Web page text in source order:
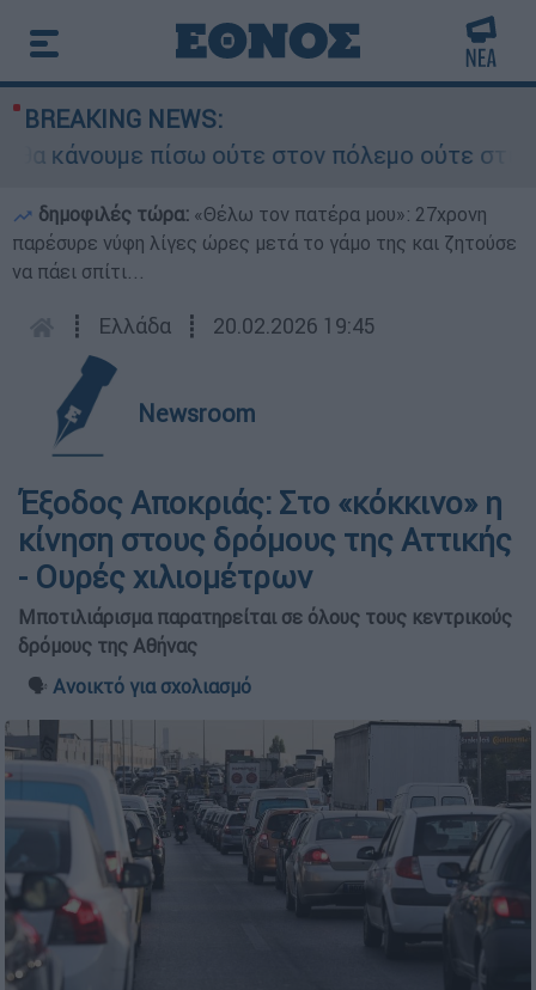
BREAKING NEWS:
κάνουμε πίσω ούτε στον πόλεμο ούτε στις
δημοφιλές τώρα: «Θέλω τον πατέρα μου»: 27χρονη
παρέσυρε νύφη λίγες ώρες μετά το γάμο της και ζητούσε
να πάει σπίτι...
┋ Ελλάδα ┋ 20.02.2026 19:45
Newsroom
Έξοδος Αποκριάς: Στο «κόκκινο» η
κίνηση στους δρόμους της Αττικής
- Ουρές χιλιομέτρων
Μποτιλιάρισμα παρατηρείται σε όλους τους κεντρικούς
δρόμους της Αθήνας
🗣️ Ανοικτό για σχολιασμό